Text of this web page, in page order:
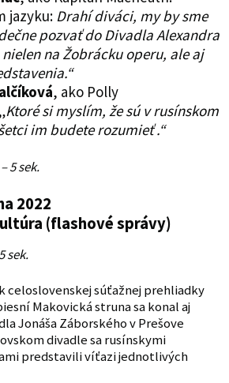
jazyku: Drahí diváci, my by sme
pozvať do Divadla Alexandra
na Žobrácku operu, ale aj
, ako Polly
Ktoré si myslím, že sú v rusínskom
im budete rozumieť .“
5 sek.
2022
(flashové správy)
sek.
celoslovenskej súťažnej prehliadky
Makovická struna sa konal aj
Jonáša Záborského v Prešove
divadle sa rusínskymi
predstavili víťazi jednotlivých